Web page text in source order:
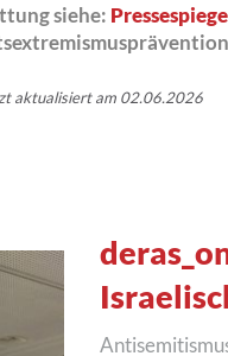
siehe:
aktualisiert am 02.06.2026